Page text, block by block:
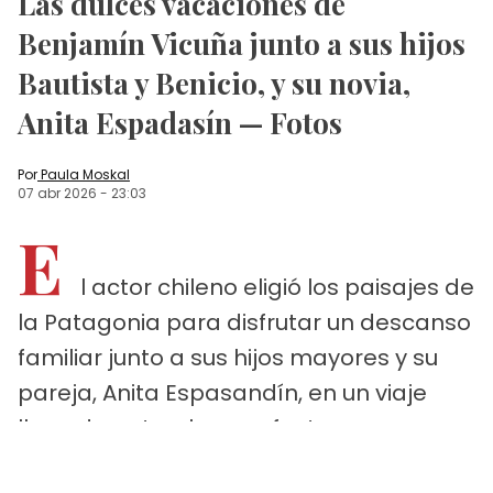
Benjamín Vicuña junto a sus hijos
Bautista y Benicio, y su novia,
Anita Espadasín — Fotos
PorPaula Moskal
07 abr 2026 - 23:03
E
l actor chileno eligió los paisajes de
la Patagonia para disfrutar un descanso
familiar junto a sus hijos mayores y su
pareja, Anita Espasandín, en un viaje
lleno de naturaleza y afecto.